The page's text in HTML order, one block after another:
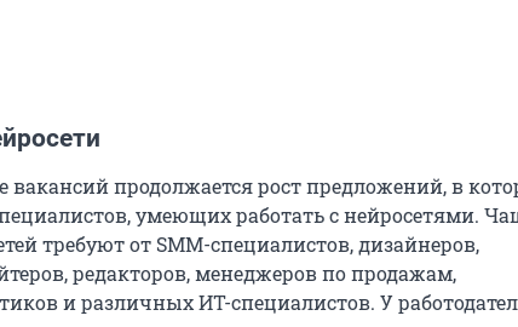
вакансий продолжается рост предложений, в
умеющих работать с нейросетями.
требуют от SMM-специалистов, дизайнеров,
редакторов, менеджеров по продажам,
и различных ИТ-специалистов. У